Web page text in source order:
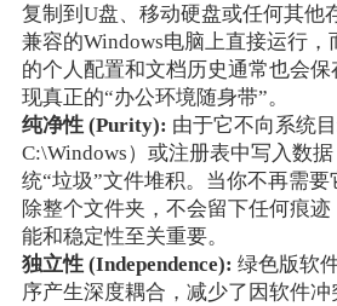
复制到U盘、移动硬盘或任何其他
兼容的Windows电脑上直接运行
的个人配置和文档历史通常也会
现真正的“办公环境随身带”。
纯净性 (Purity): 由于它不向系统
C:\Windows）或注册表中写入数
统“垃圾”文件堆积。当你不再需要
除整个文件夹，不会留下任何痕
能和稳定性至关重要。
独立性 (Independence): 绿色版软
序产生深度耦合，减少了因软件